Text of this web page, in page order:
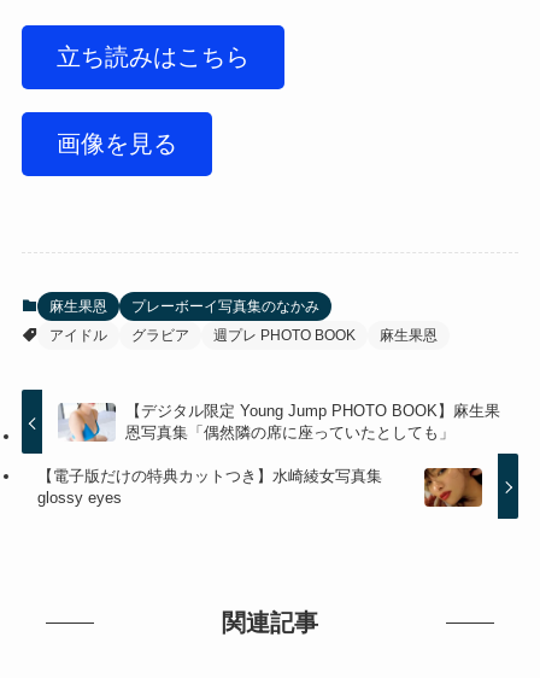
立ち読みはこちら
画像を見る
麻生果恩
プレーボーイ写真集のなかみ
アイドル
グラビア 週プレ PHOTO BOOK 麻生果恩
【デジタル限定 Young Jump PHOTO BOOK】麻生果
恩写真集「偶然隣の席に座っていたとしても」
【電子版だけの特典カットつき】水崎綾女写真集
glossy eyes
関連記事